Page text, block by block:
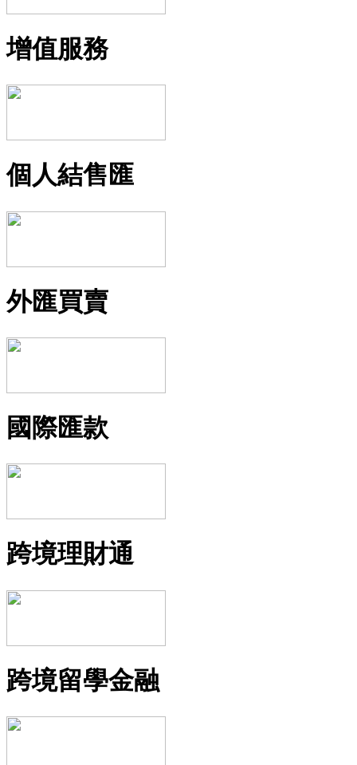
增值服務
個人結售匯
外匯買賣
國際匯款
跨境理財通
跨境留學金融